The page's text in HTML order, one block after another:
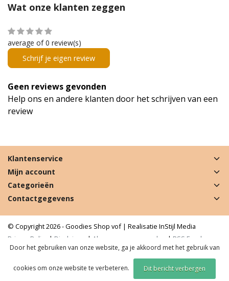
Wat onze klanten zeggen
average of 0 review(s)
Schrijf je eigen review
Geen reviews gevonden
Help ons en andere klanten door het schrijven van een
review
Klantenservice
Mijn account
Categorieën
Contactgegevens
© Copyright 2026 - Goodies Shop vof | Realisatie InStijl Media
Privacy Policy
| Disclaimer | Algemene voorwaarden | RSS Feed
Door het gebruiken van onze website, ga je akkoord met het gebruik van
cookies om onze website te verbeteren. Dit bericht verbergen